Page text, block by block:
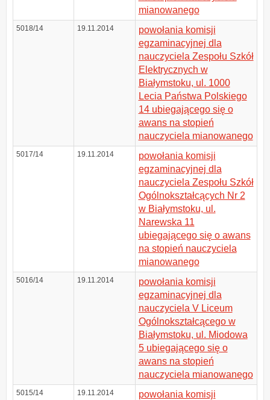
mianowanego
5018/14 19.11.2014
powołania komisji
egzaminacyjnej dla
nauczyciela Zespołu Szkół
Elektrycznych w
Białymstoku, ul. 1000
Lecia Państwa Polskiego
14 ubiegającego się o
awans na stopień
nauczyciela mianowanego
5017/14 19.11.2014
powołania komisji
egzaminacyjnej dla
nauczyciela Zespołu Szkół
Ogólnokształcących Nr 2
w Białymstoku, ul.
Narewska 11
ubiegającego się o awans
na stopień nauczyciela
mianowanego
5016/14 19.11.2014
powołania komisji
egzaminacyjnej dla
nauczyciela V Liceum
Ogólnokształcącego w
Białymstoku, ul. Miodowa
5 ubiegającego się o
awans na stopień
nauczyciela mianowanego
5015/14 19.11.2014
powołania komisji